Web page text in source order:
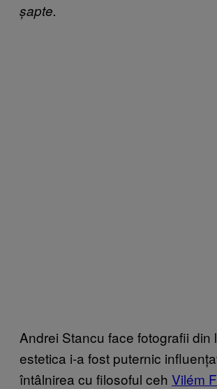
șapte.
Andrei Stancu face fotografii din
estetica i-a fost puternic
întâlnirea cu filosoful ceh Vilém